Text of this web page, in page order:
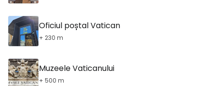
Oficiul poștal Vatican
+ 230 m
Muzeele Vaticanului
+ 500 m